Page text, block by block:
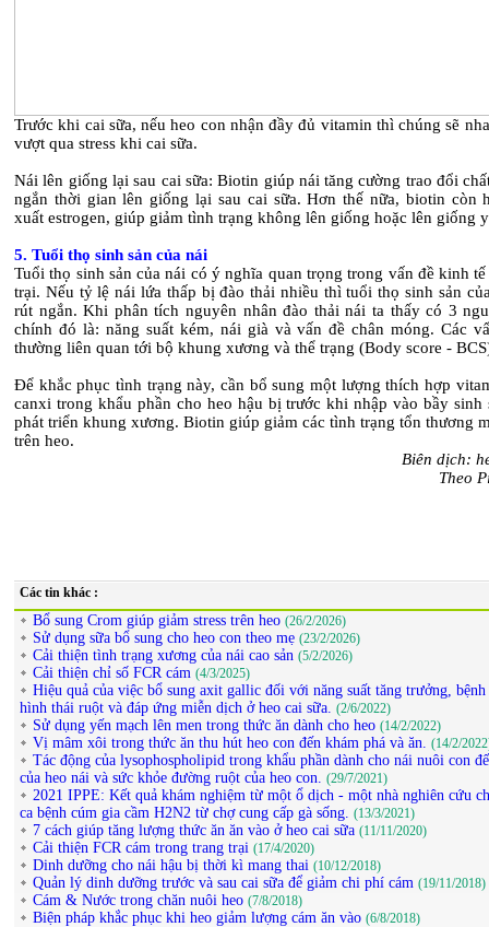
Trước khi cai sữa, nếu heo con nhận đầy đủ vitamin thì chúng sẽ
vượt qua stress khi cai sữa.
Nái lên giống lại sau cai sữa: Biotin giúp nái tăng cường trao đổi
ngắn thời gian lên giống lại sau cai sữa. Hơn thế nữa, biotin còn
xuất estrogen, giúp giảm tình trạng không lên giống hoặc lên giống
5. Tuổi thọ sinh sản của nái
Tuổi thọ sinh sản của nái có ý nghĩa quan trọng trong vấn đề kinh
trại. Nếu tỷ lệ nái lứa thấp bị đào thải nhiều thì tuổi thọ sinh sản
rút ngắn. Khi phân tích nguyên nhân đào thải nái ta thấy có 3
chính đó là: năng suất kém, nái già và vấn đề chân móng. Các
thường liên quan tới bộ khung xương và thể trạng (Body score -
Để khắc phục tình trạng này, cần bổ sung một lượng thích hợp
canxi trong khẩu phần cho heo hậu bị trước khi nhập vào bầy sinh
phát triển khung xương. Biotin giúp giảm các tình trạng tổn thương
trên heo.
Biên dịch:
Theo
Các tin khác :
Bổ sung Crom giúp giảm stress trên heo (26/2/2026)
Sử dụng sữa bổ sung cho heo con theo mẹ (23/2/2026)
Cải thiện tình trạng xương của nái cao sản (5/2/2026)
Cải thiện chỉ số FCR cám (4/3/2025)
Hiệu quả của việc bổ sung axit gallic đối với năng suất tăng trưởng, bệnh
hình thái ruột và đáp ứng miễn dịch ở heo cai sữa. (2/6/2022)
Sử dụng yến mạch lên men trong thức ăn dành cho heo (14/2/2022)
Vị mâm xôi trong thức ăn thu hút heo con đến khám phá và ăn. (14/2/
Tác động của lysophospholipid trong khẩu phần dành cho nái nuôi con
của heo nái và sức khỏe đường ruột của heo con. (29/7/2021)
2021 IPPE: Kết quả khám nghiệm từ một ổ dịch - một nhà nghiên cứu
ca bệnh cúm gia cầm H2N2 từ chợ cung cấp gà sống. (13/3/2021)
7 cách giúp tăng lượng thức ăn ăn vào ở heo cai sữa (11/11/2020)
Cải thiện FCR cám trong trang trại (17/4/2020)
Dinh dưỡng cho nái hậu bị thời kì mang thai (10/12/2018)
Quản lý dinh dưỡng trước và sau cai sữa để giảm chi phí cám (19/11/2018)
Cám & Nước trong chăn nuôi heo (7/8/2018)
Biện pháp khắc phục khi heo giảm lượng cám ăn vào (6/8/2018)